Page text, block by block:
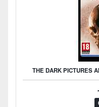
THE DARK PICTURES